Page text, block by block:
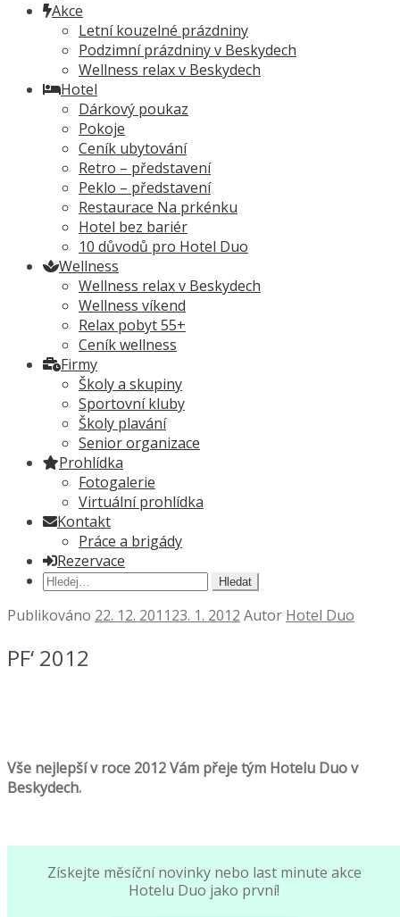
Akce
Letní kouzelné prázdniny
Podzimní prázdniny v Beskydech
Wellness relax v Beskydech
Hotel
Dárkový poukaz
Pokoje
Ceník ubytování
Retro – představení
Peklo – představení
Restaurace Na prkénku
Hotel bez bariér
10 důvodů pro Hotel Duo
Wellness
Wellness relax v Beskydech
Wellness víkend
Relax pobyt 55+
Ceník wellness
Firmy
Školy a skupiny
Sportovní kluby
Školy plavání
Senior organizace
Prohlídka
Fotogalerie
Virtuální prohlídka
Kontakt
Práce a brigády
Rezervace
Hledat:
Publikováno 22. 12. 201123. 1. 2012 Autor Hotel Duo
PF‘ 2012
Vše nejlepší v roce 2012 Vám přeje tým Hotelu Duo v
Beskydech.
Získejte měsíční novinky nebo last minute akce
Hotelu Duo jako první!